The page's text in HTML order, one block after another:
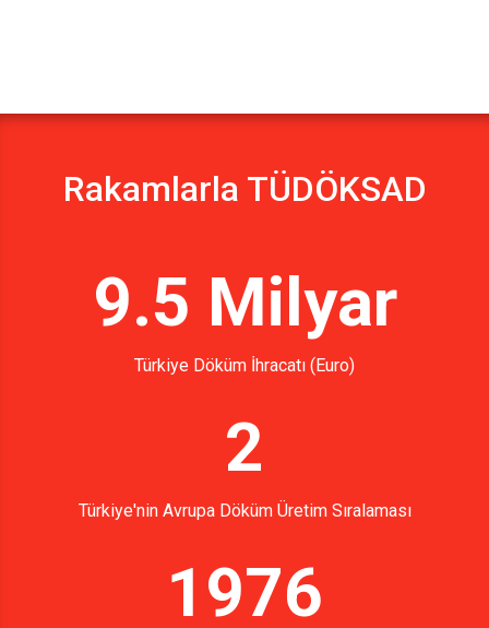
Rakamlarla TÜDÖKSAD
9.5 Milyar
Türkiye Döküm İhracatı (Euro)
2
Türkiye'nin Avrupa Döküm Üretim Sıralaması
1976